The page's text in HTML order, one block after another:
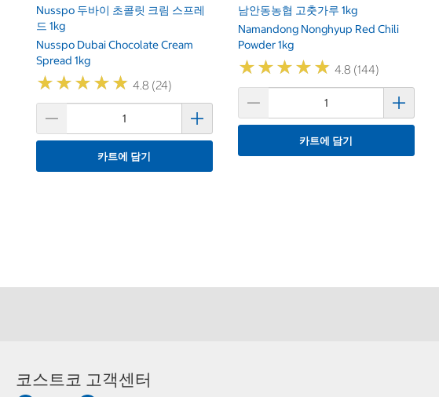
Nusspo 두바이 초콜릿 크림 스프레
드 1kg
Nusspo Dubai Chocolate Cream
Spread 1kg
★★★★★
★★★★★ 4.8 (24)
카트에 담기
남안동농협 고춧가루 1kg
Namandong Nonghyup Red Chili
Powder 1kg
★★★★★
★★★★★ 4.8 (144)
카트에 담기
코스트코 고객센터